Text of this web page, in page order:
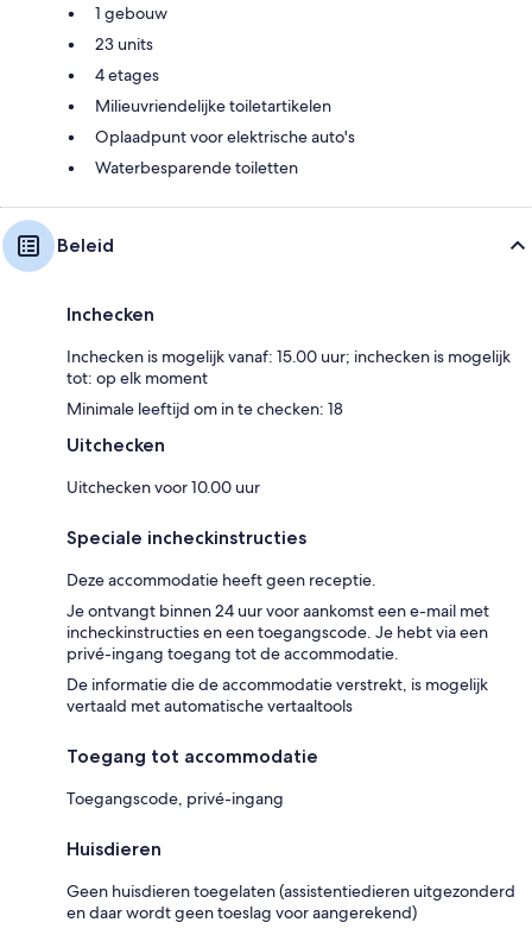
1 gebouw
23 units
4 etages
Milieuvriendelijke toiletartikelen
Oplaadpunt voor elektrische auto's
Waterbesparende toiletten
Beleid
Inchecken
Inchecken is mogelijk vanaf: 15.00 uur; inchecken is mogelijk
tot: op elk moment
Minimale leeftijd om in te checken: 18
Uitchecken
Uitchecken voor 10.00 uur
Speciale incheckinstructies
Deze accommodatie heeft geen receptie.
Je ontvangt binnen 24 uur voor aankomst een e-mail met
incheckinstructies en een toegangscode. Je hebt via een
privé-ingang toegang tot de accommodatie.
De informatie die de accommodatie verstrekt, is mogelijk
vertaald met automatische vertaaltools
Toegang tot accommodatie
Toegangscode, privé-ingang
Huisdieren
Geen huisdieren toegelaten (assistentiedieren uitgezonderd
en daar wordt geen toeslag voor aangerekend)